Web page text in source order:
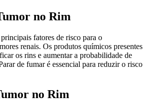
no Rim
fatores de risco para o
renais. Os produtos químicos presentes
os rins e aumentar a probabilidade de
de fumar é essencial para reduzir o risco
no Rim